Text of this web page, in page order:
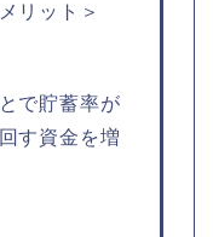
リット＞
で貯蓄率が
す資金を増